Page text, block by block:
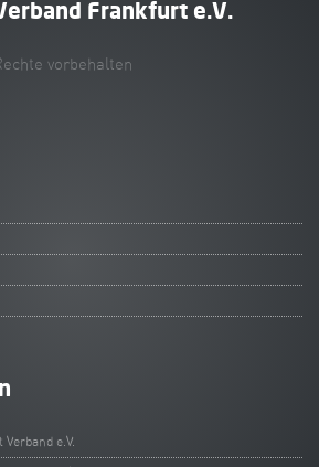
Frankfurt e.V.
vorbehalten
e.V.